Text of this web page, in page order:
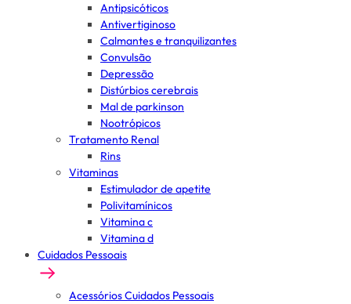
Antipsicóticos
Antivertiginoso
Calmantes e tranquilizantes
Convulsão
Depressão
Distúrbios cerebrais
Mal de parkinson
Nootrópicos
Tratamento Renal
Rins
Vitaminas
Estimulador de apetite
Polivitamínicos
Vitamina c
Vitamina d
Cuidados Pessoais
Acessórios Cuidados Pessoais